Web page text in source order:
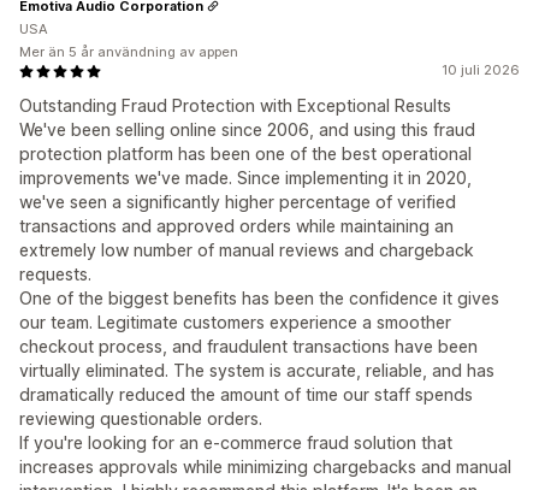
10 juli 2026
Outstanding Fraud Protection with Exceptional Results
We've been selling online since 2006, and using this fraud
protection platform has been one of the best operational
improvements we've made. Since implementing it in 2020,
we've seen a significantly higher percentage of verified
transactions and approved orders while maintaining an
extremely low number of manual reviews and chargeback
requests.
One of the biggest benefits has been the confidence it gives
our team. Legitimate customers experience a smoother
checkout process, and fraudulent transactions have been
virtually eliminated. The system is accurate, reliable, and has
dramatically reduced the amount of time our staff spends
reviewing questionable orders.
If you're looking for an e-commerce fraud solution that
increases approvals while minimizing chargebacks and manual
Emotiva Audio Corporation
USA
Mer än 5 år användning av appen